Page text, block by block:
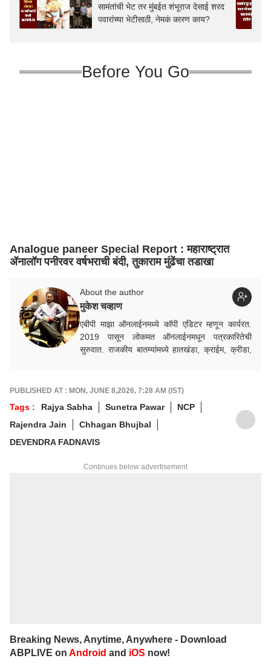
सामंतांची भेट तर मुंबईत शंभूराज देसाई शरद
पवारांच्या भेटीसाठी, नेमकं कारण काय?
Before You Go
Analogue paneer Special Report : महाराष्ट्रात
ॲनालॉग पनीरवर वर्षभराची बंदी, तुकाराम मुंढेंचा तडाखा
About the author
मुकेश चव्हाण
एबीपी माझा ऑनलाईनमध्ये कॉपी एडिटर म्हणून कार्यरत.
2019 पासून लोकमत ऑनलाईनमधून पत्रकारितेची
सुरुवात. राजकीय बातम्यांमध्ये हातखंडा, क्राईम, क्रीडा,
PUBLISHED AT : MON, JUNE 8,2026, 7:28 AM (IST)
Tags : Rajya Sabha Sunetra Pawar
NCP
Rajendra Jain
Chhagan Bhujbal
DEVENDRA FADNAVIS
Continues below advertisement
Breaking News, Anytime, Anywhere - Download
ABPLIVE on Android and iOS now!